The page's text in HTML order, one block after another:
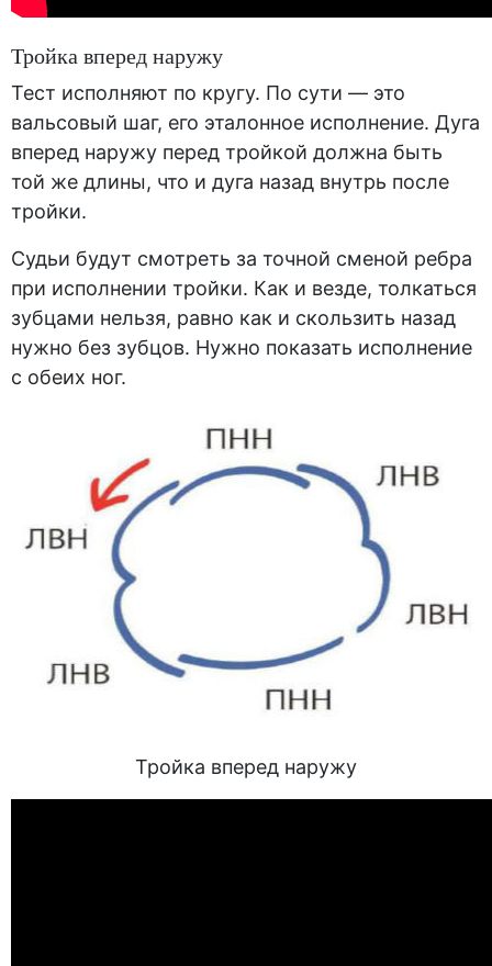
Тройка вперед наружу
Тест исполняют по кругу. По сути — это
вальсовый шаг, его эталонное исполнение. Дуга
вперед наружу перед тройкой должна быть
той же длины, что и дуга назад внутрь после
тройки.
Судьи будут смотреть за точной сменой ребра
при исполнении тройки. Как и везде, толкаться
зубцами нельзя, равно как и скользить назад
нужно без зубцов. Нужно показать исполнение
с обеих ног.
Тройка вперед наружу